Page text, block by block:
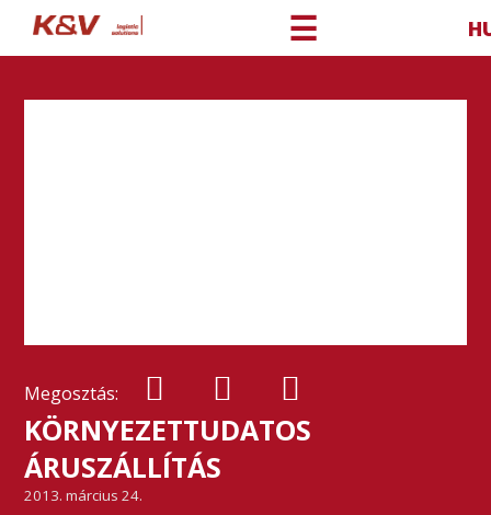
☰
Megosztás:
KÖRNYEZETTUDATOS
ÁRUSZÁLLÍTÁS
2013. március 24.